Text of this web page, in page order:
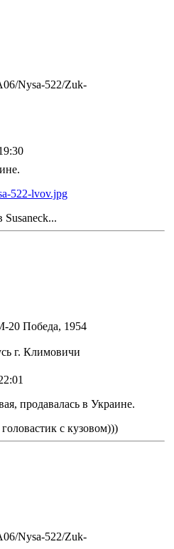
Nysa-522/Zuk-
20 Победа, 1954
г. Климовичи
продавалась в Украине.
с кузовом)))
Nysa-522/Zuk-